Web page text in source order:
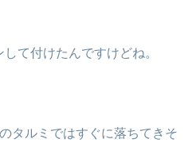
て付けたんですけどね。
タルミではすぐに落ちてきそ